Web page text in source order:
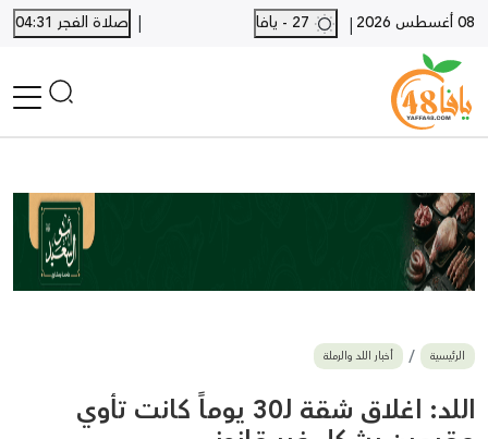
08 أغسطس 2026 |
| صلاة الفجر 04:31
أخبار محلية
أخبار يافا
SHORTS
أخبار اللد والرملة
بيع وشراء
أخبار القدس
وفيات
المزيد
الرئيسية أخبار اللد والرملة
اللد: اغلاق شقة لـ30 يوماً كانت تأوي